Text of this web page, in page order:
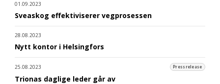
01.09.2023
Sveaskog effektiviserer vegprosessen
28.08.2023
Nytt kontor i Helsingfors
25.08.2023 Pressrelease
Trionas daglige leder går av